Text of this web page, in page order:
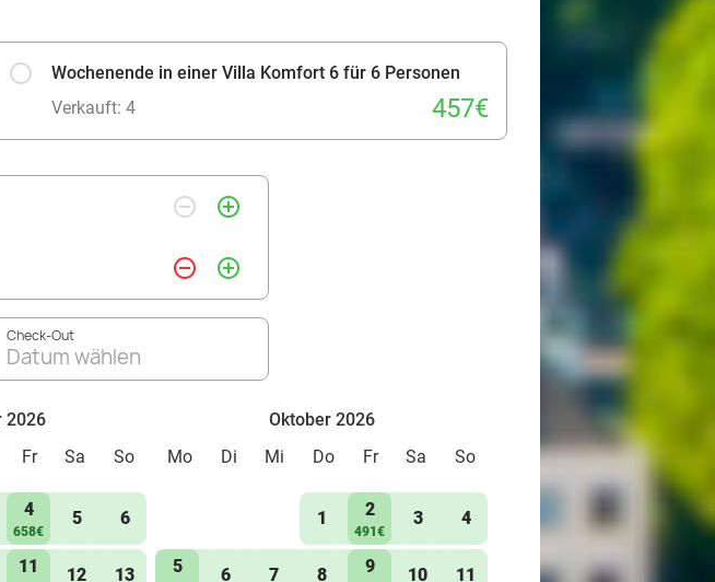
Wochenende in einer Villa Komfort 6 für 6 Personen
Verkauft: 4
457€
remove_circle_outline add_circle_outline
remove_circle_outline add_circle_outline
Check-Out
Datum wählen
2026
Fr Sa So
4
658€
5 6
11 12 13
Oktober 2026
Mo
Di Mi Do Fr Sa So
1 2
491€
3 4
5 6 7 8 9 10 11